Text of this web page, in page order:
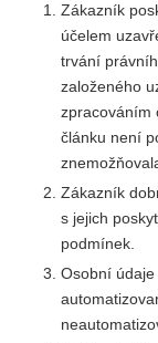
Zákazník
účelem
trvání
založeného
zpracováním
článku není
Zákazník
s jejich
podmínek.
Osobní